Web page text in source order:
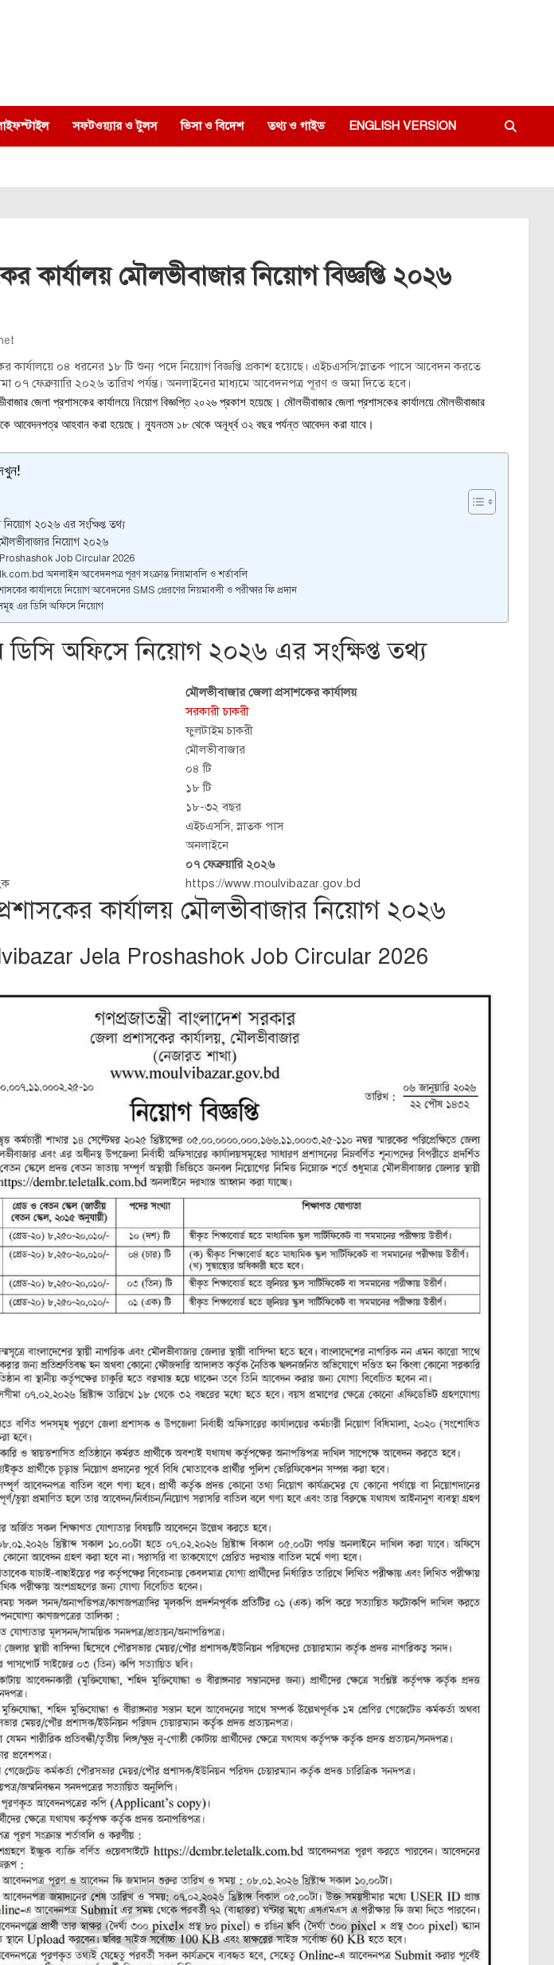
সফটওয়্যার ও টুলস ভিসা ও বিদেশ তথ্য ও গাইড ENGLISH VERSION
কার্যালয় মৌলভীবাজার নিয়োগ বিজ্ঞপ্তি ২০২৬
কার্যালয়ে ০৪ ধরনের ১৮ টি শুন্য পদে নিয়োগ বিজ্ঞপ্তি প্রকাশ হয়েছে। এইচএসসি/স্নাতক পাসে আবেদন করতে
০৭ ফেব্রুয়ারি ২০২৬ তারিখ পর্যন্ত। অনলাইনের মাধ্যমে আবেদনপত্র পূরণ ও জমা দিতে হবে।
জেলা প্রশাসকের কার্যালয়ে নিয়োগ বিজ্ঞপ্তি ২০২৬ প্রকাশ হয়েছে। মৌলভীবাজার জেলা প্রশাসকের কার্যালয়ে মৌলভীবাজার
থেকে আবেদনপত্র আহবান করা হয়েছে। ন্যূনতম ১৮ থেকে অনূর্ধ্ব ৩২ বছর পর্যন্ত আবেদন করা যাবে।
২০২৬ এর সংক্ষিপ্ত তথ্য
নিয়োগ ২০২৬
Job Circular 2026
অনলাইন আবেদনপত্র পূরণ সংক্রান্ত নিয়মাবলি ও শর্তাবলি
কার্যালয়ে নিয়োগ আবেদনের SMS প্রেরণের নিয়মাবলী ও পরীক্ষার ফি প্রদান
এর ডিসি অফিসে নিয়োগ
ডিসি অফিসে নিয়োগ ২০২৬ এর সংক্ষিপ্ত তথ্য
মৌলভীবাজার জেলা প্রসাশকের কার্যালয়
সরকারী চাকরী
ফুলটাইম চাকরী
মৌলভীবাজার
০৪ টি
১৮ টি
১৮-৩২ বছর
এইচএসসি, স্নাতক পাস
অনলাইনে
০৭ ফেব্রুয়ারি ২০২৬
https://www.moulvibazar.gov.bd
কার্যালয় মৌলভীবাজার নিয়োগ ২০২৬
Jela Proshashok Job Circular 2026